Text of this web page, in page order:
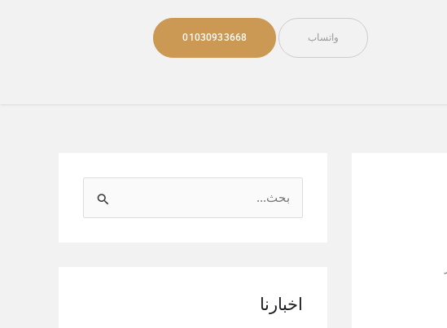
واتساب 01030933668
ثاخبارنا